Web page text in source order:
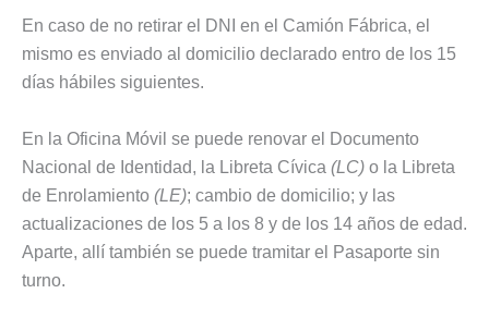
En caso de no retirar el DNI en el Camión Fábrica, el
mismo es enviado al domicilio declarado entro de los 15
días hábiles siguientes.
En la Oficina Móvil se puede renovar el Documento
Nacional de Identidad, la Libreta Cívica (LC) o la Libreta
de Enrolamiento (LE); cambio de domicilio; y las
actualizaciones de los 5 a los 8 y de los 14 años de edad.
Aparte, allí también se puede tramitar el Pasaporte sin
turno.